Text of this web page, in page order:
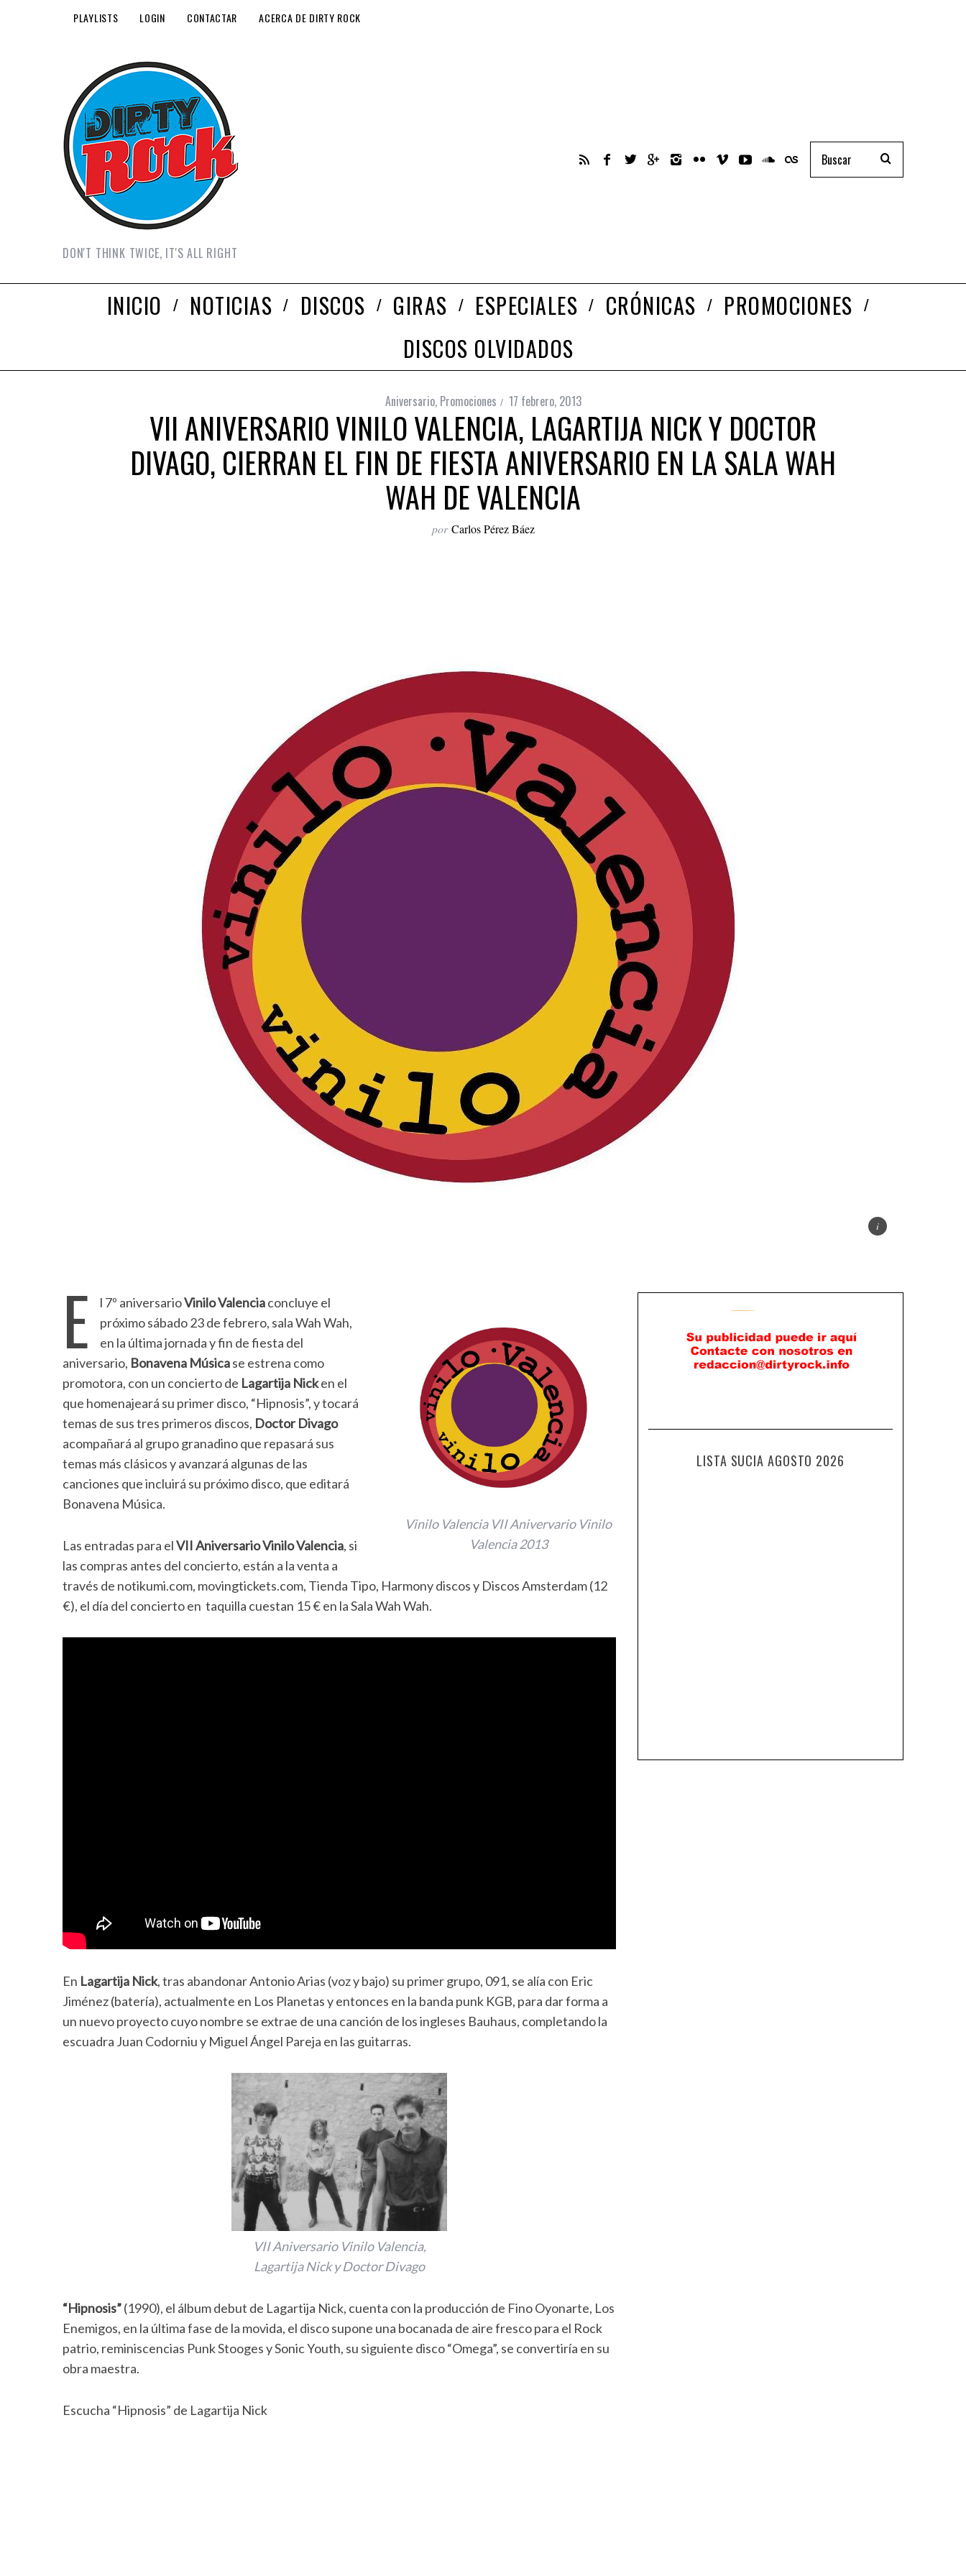
PLAYLISTS LOGIN CONTACTAR ACERCA DE DIRTY ROCK
DON'T THINK TWICE, IT'S ALL RIGHT
INICIO NOTICIAS DISCOS GIRAS ESPECIALES CRÓNICAS
PROMOCIONES
DISCOS OLVIDADOS
Aniversario, Promociones 17 febrero, 2013
VII ANIVERSARIO VINILO VALENCIA, LAGARTIJA NICK Y DOCTOR
DIVAGO, CIERRAN EL FIN DE FIESTA ANIVERSARIO EN LA SALA WAH
WAH DE VALENCIA
por Carlos Pérez Báez
Vinilo Valencia VII Anivervario Vinilo
Valencia 2013
E l 7º aniversarioVinilo Valenciaconcluye el
próximo sábado 23 de febrero, sala Wah Wah,
en la última jornada y fin de fiesta del
aniversario, Bonavena Músicase estrena como
promotora, con un concierto de Lagartija Nicken el
que homenajeará su primer disco, “Hipnosis”, y tocará
temas de sus tres primeros discos, Doctor Divago
acompañará al grupo granadino que repasará sus
temas más clásicos y avanzará algunas de las
canciones que incluirá su próximo disco, que editará
Bonavena Música.
Las entradas para elVII Aniversario Vinilo Valencia, si
las compras antes del concierto, están a la venta a
través de notikumi.com, movingtickets.com, Tienda Tipo, Harmony discos y Discos Amsterdam (12
€), el día del concierto en taquilla cuestan 15 € en la Sala Wah Wah.
En Lagartija Nick, tras abandonar Antonio Arias (voz y bajo) su primer grupo, 091, se alía con Eric
Jiménez (batería), actualmente en Los Planetas y entonces en la banda punk KGB, para dar forma a
un nuevo proyecto cuyo nombre se extrae de una canción de los ingleses Bauhaus, completando la
escuadra Juan Codorniu y Miguel Ángel Pareja en las guitarras.
VII Aniversario Vinilo Valencia,
Lagartija Nick y Doctor Divago
“Hipnosis”(1990), el álbum debut de Lagartija Nick, cuenta con la producción de Fino Oyonarte, Los
Enemigos, en la última fase de la movida, el disco supone una bocanada de aire fresco para el Rock
patrio, reminiscencias Punk Stooges y Sonic Youth, su siguiente disco “Omega”, se convertiría en su
obra maestra.
Escucha “Hipnosis” de Lagartija Nick
LISTA SUCIA AGOSTO 2026